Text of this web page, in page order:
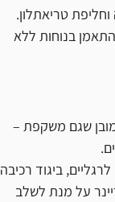
טריאתלון.
בנוחות ללא
שגם משקפת –
ביגוד רכיבה
על מנת לשלב